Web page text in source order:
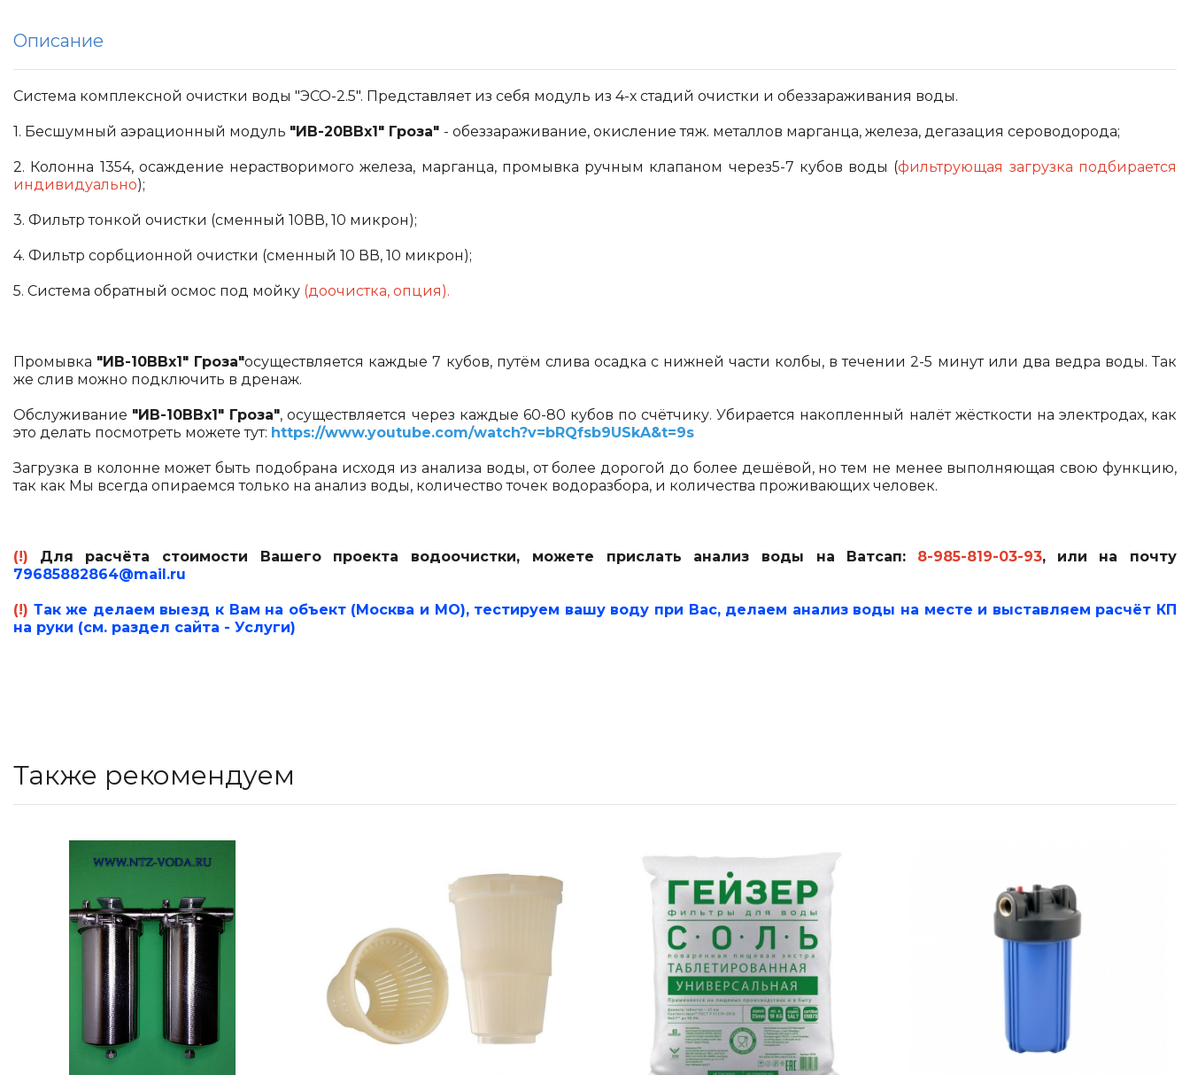
Описание
Система комплексной очистки воды "ЭСО-2.5". Представляет из себя модуль из 4-х стадий очистки и обеззараживания воды.
1. Бесшумный аэрационный модуль "ИВ-20ВВх1" Гроза" - обеззараживание, окисление тяж. металлов марганца, железа, дегазация сероводорода;
2. Колонна 1354, осаждение нерастворимого железа, марганца, промывка ручным клапаном через5-7 кубов воды (фильтрующая загрузка подбирается
индивидуально);
3. Фильтр тонкой очистки (сменный 10ВВ, 10 микрон);
4. Фильтр сорбционной очистки (сменный 10 ВВ, 10 микрон);
5. Система обратный осмос под мойку (доочистка, опция).
Промывка "ИВ-10ВВх1" Гроза"осуществляется каждые 7 кубов, путём слива осадка с нижней части колбы, в течении 2-5 минут или два ведра воды. Так
же слив можно подключить в дренаж.
Обслуживание "ИВ-10ВВх1" Гроза", осуществляется через каждые 60-80 кубов по счётчику. Убирается накопленный налёт жёсткости на электродах, как
это делать посмотреть можете тут: https://www.youtube.com/watch?v=bRQfsb9USkA&t=9s
Загрузка в колонне может быть подобрана исходя из анализа воды, от более дорогой до более дешёвой, но тем не менее выполняющая свою функцию,
так как Мы всегда опираемся только на анализ воды, количество точек водоразбора, и количества проживающих человек.
(!) Для расчёта стоимости Вашего проекта водоочистки, можете прислать анализ воды на Ватсап: 8-985-819-03-93,
или на почту
79685882864@mail.ru
(!) Так же делаем выезд к Вам на объект (Москва и МО), тестируем вашу воду при Вас, делаем анализ воды на месте и выставляем расчёт КП
на руки (см. раздел сайта - Услуги)
Также рекомендуем